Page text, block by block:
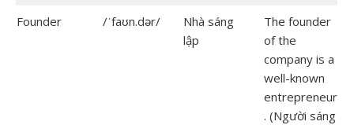
Founder /ˈfaʊn.dər/
Nhà sáng
lập
The founder
of the
company is a
well-known
entrepreneur
. (Người sáng